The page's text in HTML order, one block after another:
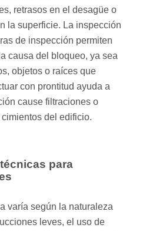
retrasos en el desagüe o
la superficie. La inspección
de inspección permiten
causa del bloqueo, ya sea
objetos o raíces que
con prontitud ayuda a
cause filtraciones o
del edificio.
para
varía según la naturaleza
leves, el uso de